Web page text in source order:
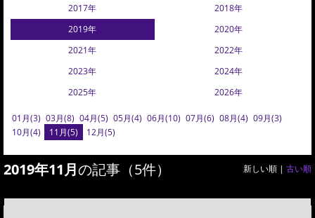
2017年
2018年
2019年
2020年
2021年
2022年
2023年
2024年
2025年
2026年
01月(3) 03月(8) 04月(5) 05月(4) 06月(10) 07月(6) 08月(4) 09月(3)
10月(4)
11月(5) 12月(5)
2019年11月の記事（5件） 新しい順 | 古い順